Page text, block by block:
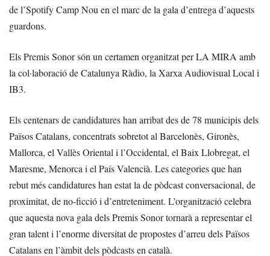
de l’Spotify Camp Nou en el marc de la gala d’entrega d’aquests
guardons.
Els Premis Sonor són un certamen organitzat per LA MIRA amb
la col·laboració de Catalunya Ràdio, la Xarxa Audiovisual Local i
IB3.
Els centenars de candidatures han arribat des de 78 municipis dels
Països Catalans, concentrats sobretot al Barcelonès, Gironès,
Mallorca, el Vallès Oriental i l’Occidental, el Baix Llobregat, el
Maresme, Menorca i el País Valencià. Les categories que han
rebut més candidatures han estat la de pòdcast conversacional, de
proximitat, de no-ficció i d’entreteniment. L’organització celebra
que aquesta nova gala dels Premis Sonor tornarà a representar el
gran talent i l’enorme diversitat de propostes d’arreu dels Països
Catalans en l’àmbit dels pòdcasts en català.